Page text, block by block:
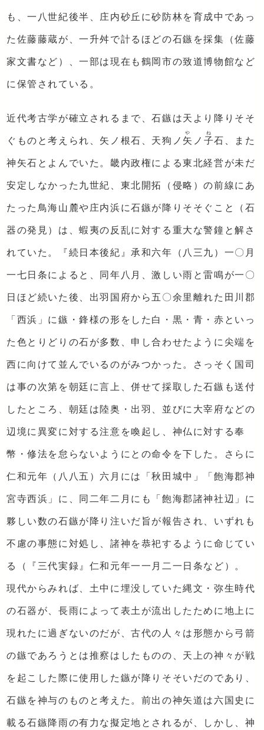
も、一八世紀後半、庄内砂丘に砂防林を育成中であっ
た佐藤藤蔵が、一升舛で計るほどの石鏃を採集（佐藤
家文書など）、一部は現在も鶴岡市の致道博物館など
に保管されている。
近代考古学が確立されるまで、石鏃は天より降りそそ
ぐものと考えられ、矢ノ根石、天狗ノ 矢
や
ノ 子
ね
石、また
神矢石とよんでいた。畿内政権による東北経営が未だ
安定しなかった九世紀、東北開拓（侵略）の前線にあ
たった鳥海山麓や庄内浜に石鏃が降りそそぐこと（石
器の発見）は、蝦夷の反乱に対する重大な警鐘と解さ
れていた。『続日本後紀』承和六年（八三九）一〇月
一七日条によると、同年八月、激しい雨と雷鳴が一〇
日ほど続いた後、出羽国府から五〇余里離れた田川郡
「西浜」に鏃・鋒様の形をした白・黒・青・赤といっ
た色とりどりの石が多数、申し合わせたように尖端を
西に向けて並んでいるのがみつかった。さっそく国司
は事の次第を朝廷に言上、併せて採取した石鏃も送付
したところ、朝廷は陸奥・出羽、並びに大宰府などの
辺境に異変に対する注意を喚起し、神仏に対する奉
幣・修法を怠らないようにとの命令を下した。さらに
仁和元年（八八五）六月には「秋田城中」「飽海郡神
宮寺西浜」に、同二年二月にも「飽海郡諸神社辺」に
夥しい数の石鏃が降り注いだ旨が報告され、いずれも
不慮の事態に対処し、諸神を恭祀するように命じてい
る（『三代実録』仁和元年一一月二一日条など）。
現代からみれば、土中に埋没していた縄文・弥生時代
の石器が、長雨によって表土が流出したために地上に
現れたに過ぎないのだが、古代の人々は形態から弓箭
の鏃であろうとは推察はしたものの、天上の神々が戦
を起こした際に使用した鏃が降りそそいだのであり、
石鏃を神与のものと考えた。前出の神矢道は六国史に
載る石鏃降雨の有力な擬定地とされるが、しかし、神